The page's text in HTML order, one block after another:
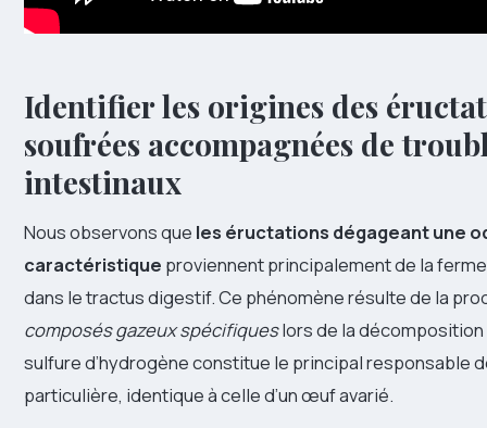
Identifier les origines des
soufrées accompagnées de
intestinaux
Nous observons que les éructations dégageant une
caractéristique proviennent principalement de la
dans le tractus digestif. Ce phénomène résulte de la
composés gazeux spécifiqueslors de la décomposition
sulfure d’hydrogène constitue le principal responsable
particulière, identique à celle d’un œuf avarié.